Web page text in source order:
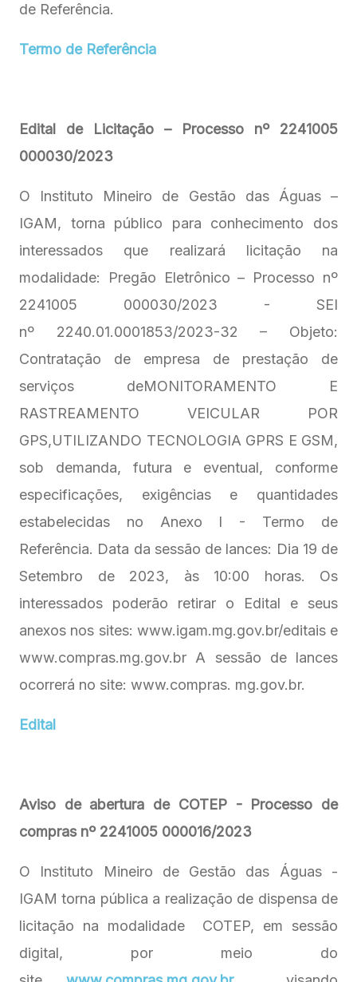
de Referência.
Termo de Referência
Edital de Licitação – Processo nº 2241005
000030/2023
O Instituto Mineiro de Gestão das Águas –
IGAM, torna público para conhecimento dos
interessados que realizará licitação na
modalidade: Pregão Eletrônico – Processo nº
2241005 000030/2023 - SEI
nº 2240.01.0001853/2023-32 – Objeto:
Contratação de empresa de prestação de
serviços deMONITORAMENTO E
RASTREAMENTO VEICULAR POR
GPS,UTILIZANDO TECNOLOGIA GPRS E GSM,
sob demanda, futura e eventual, conforme
especificações, exigências e quantidades
estabelecidas no Anexo I - Termo de
Referência. Data da sessão de lances: Dia 19 de
Setembro de 2023, às 10:00 horas. Os
interessados poderão retirar o Edital e seus
anexos nos sites: www.igam.mg.gov.br/editais e
www.compras.mg.gov.br A sessão de lances
ocorrerá no site: www.compras. mg.gov.br.
Edital
Aviso de abertura de COTEP - Processo de
compras nº 2241005 000016/2023
O Instituto Mineiro de Gestão das Águas -
IGAM torna pública a realização de dispensa de
licitação na modalidade COTEP, em sessão
digital, por meio do